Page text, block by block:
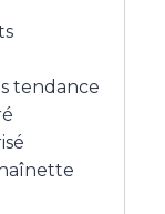
tendance